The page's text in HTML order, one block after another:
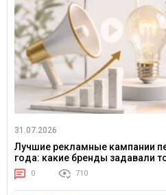
31.07.2026
Лучшие рекламные кампании
года: какие бренды задавали
0 710